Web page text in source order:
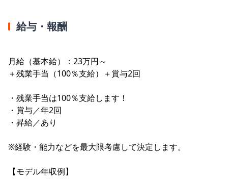
給与・報酬
月給（基本給）：23万円～
＋残業手当（100％支給）＋賞与2回
・残業手当は100％支給します！
・賞与／年2回
・昇給／あり
※経験・能力などを最大限考慮して決定します。
【モデル年収例】